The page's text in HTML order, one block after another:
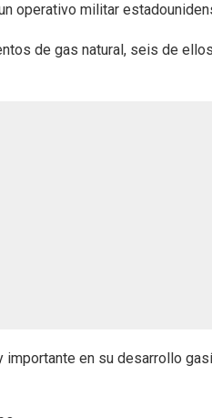
operativo militar
de gas natural, seis de ellos
importante en su desarrollo